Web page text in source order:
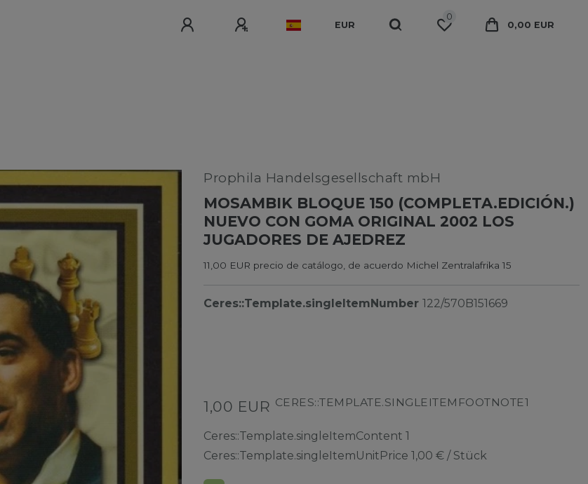
EUR
0
0,00 EUR
Prophila Handelsgesellschaft mbH
MOSAMBIK BLOQUE 150 (COMPLETA.EDICIÓN.)
NUEVO CON GOMA ORIGINAL 2002 LOS
JUGADORES DE AJEDREZ
11,00 EUR precio de catálogo, de acuerdo Michel Zentralafrika 15
Ceres::Template.singleItemNumber 122/570B151669
1,00 EUR CERES::TEMPLATE.SINGLEITEMFOOTNOTE1
Ceres::Template.singleItemContent 1
Ceres::Template.singleItemUnitPrice 1,00 € / Stück